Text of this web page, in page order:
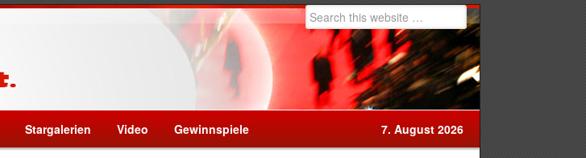
Stargalerien Video Gewinnspiele 7. August 2026